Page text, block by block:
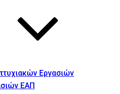
Εργασιών
ΕΑΠ